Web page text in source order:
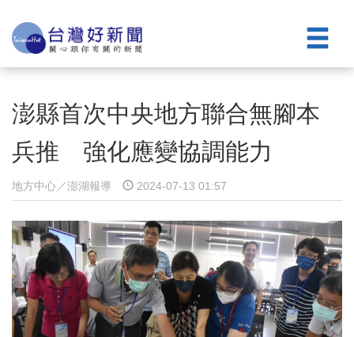
澎縣首次中央地方聯合無腳本
兵推 強化應變協調能力
地方中心／澎湖報導 2024-07-13 01:57